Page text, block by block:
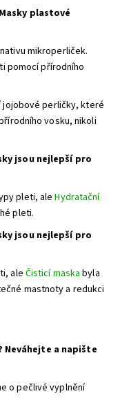
plastové
mikroperliček.
pomocí přírodního
jojobové perličky, které
vosku, nikoli
jsou nejlepší pro
pleti, aleHydratační
pleti.
jsou nejlepší pro
ale Čisticí maska byla
mastnoty a redukci
Neváhejte a napište
o pečlivé vyplnění